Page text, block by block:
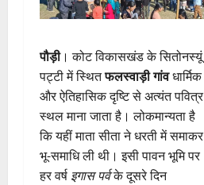
पौड़ी। कोट विकासखंड के सितोनस्यूं
पट्टी में स्थितफलस्वाड़ी गांवधार्मिक
और ऐतिहासिक दृष्टि से अत्यंत पवित्र
स्थल माना जाता है। लोकमान्यता है
कि यहीं माता सीता ने धरती में समाकर
भू-समाधि ली थी। इसी पावन भूमि पर
हर वर्ष इगास पर्वके दूसरे दिन